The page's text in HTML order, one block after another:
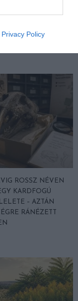
Privacy Policy
ROSSZ NÉVEN
KARDFOGÚ
– AZTÁN
RÁNÉZETT